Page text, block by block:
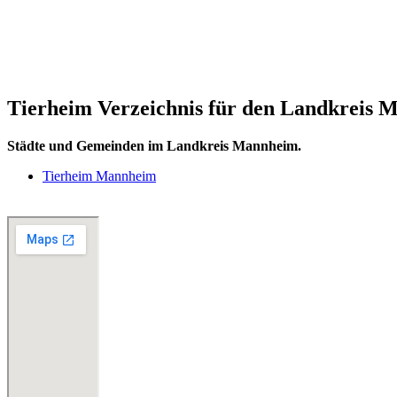
Tierheim Verzeichnis für den Landkreis
Städte und Gemeinden im Landkreis Mannheim.
Tierheim Mannheim